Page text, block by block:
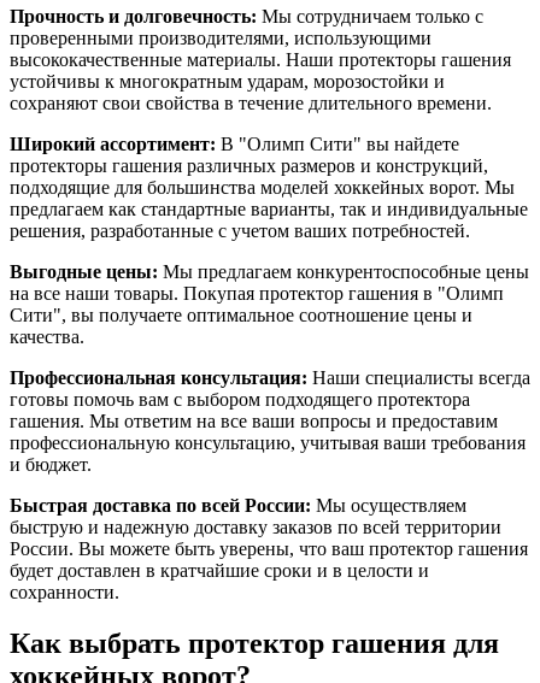
Прочность и долговечность: Мы сотрудничаем только с
проверенными производителями, использующими
высококачественные материалы. Наши протекторы гашения
устойчивы к многократным ударам, морозостойки и
сохраняют свои свойства в течение длительного времени.
Широкий ассортимент: В "Олимп Сити" вы найдете
протекторы гашения различных размеров и конструкций,
подходящие для большинства моделей хоккейных ворот. Мы
предлагаем как стандартные варианты, так и индивидуальные
решения, разработанные с учетом ваших потребностей.
Выгодные цены: Мы предлагаем конкурентоспособные цены
на все наши товары. Покупая протектор гашения в "Олимп
Сити", вы получаете оптимальное соотношение цены и
качества.
Профессиональная консультация: Наши специалисты всегда
готовы помочь вам с выбором подходящего протектора
гашения. Мы ответим на все ваши вопросы и предоставим
профессиональную консультацию, учитывая ваши требования
и бюджет.
Быстрая доставка по всей России: Мы осуществляем
быструю и надежную доставку заказов по всей территории
России. Вы можете быть уверены, что ваш протектор гашения
будет доставлен в кратчайшие сроки и в целости и
сохранности.
Как выбрать протектор гашения для
хоккейных ворот?